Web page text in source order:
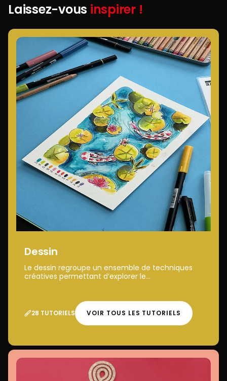
Laissez-vous inspirer !
Dessin
Le dessin regroupe un ensemble de techniques
créatives permettant d’explorer le...
28 TUTORIELS VOIR TOUS LES TUTORIELS